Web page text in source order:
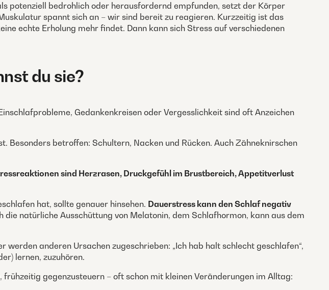
potenziell bedrohlich oder herausfordernd empfunden, setzt der Körper
spannt sich an – wir sind bereit zu reagieren. Kurzzeitig ist das
echte Erholung mehr findet. Dann kann sich Stress auf verschiedenen
du sie?
Gedankenkreisen oder Vergesslichkeit sind oft Anzeichen
Besonders betroffen: Schultern, Nacken und Rücken. Auch Zähneknirschen
sind Herzrasen, Druckgefühl im Brustbereich, Appetitverlust
hat, sollte genauer hinsehen. Dauerstress kann den Schlaf negativ
natürliche Ausschüttung von Melatonin, dem Schlafhormon, kann aus dem
anderen Ursachen zugeschrieben: „Ich hab halt schlecht geschlafen“,
lernen, zuzuhören.
gegenzusteuern – oft schon mit kleinen Veränderungen im Alltag: